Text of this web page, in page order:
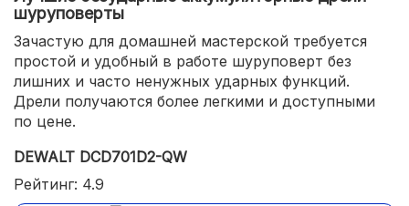
шуруповерты
Зачастую для домашней мастерской требуется
простой и удобный в работе шуруповерт без
лишних и часто ненужных ударных функций.
Дрели получаются более легкими и доступными
по цене.
DEWALT DCD701D2-QW
Рейтинг: 4.9